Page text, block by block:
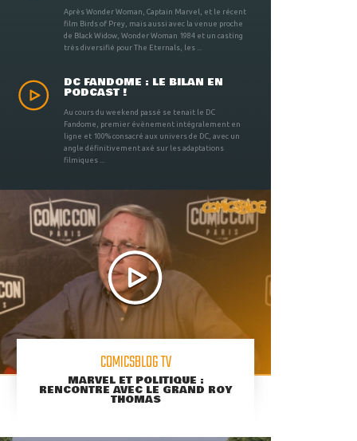
Après Wonder Woman, Captain Marvel, et le récent
film Birds of Prey, mais aussi avec la venue proche
de Black Widow, Wonder Woman 1984 et un casting
très diversifié pour The Eternals, les ...
DC FANDOME : LE BILAN EN
PODCAST !
Au cours du weekend passé se tenait le DC
Fandome, premier évènement intégralement en
ligne et 100% consacré aux univers de DC, avec un
angle définitivement axé sur les adaptations
filmiques ...
COMICSBLOG TV
MARVEL ET POLITIQUE :
RENCONTRE AVEC LE GRAND ROY
THOMAS